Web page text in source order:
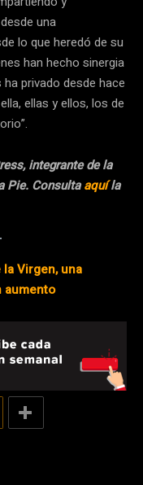
una
lo que heredó de su
han hecho sinergia
privado desde hace
ellas y ellos, los de
integrante de la
Pie. Consultaaquíla
Virgen, una
aumento